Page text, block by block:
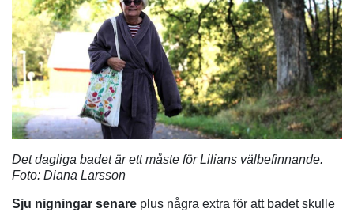
Det dagliga badet är ett måste för Lilians välbefinnande.
Foto: Diana Larsson
Sju nigningar senare plus några extra för att badet skulle